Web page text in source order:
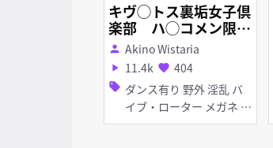
キヴ◯トス裏垢女子倶
楽部 ハ◯コメン限動
画篇
person Akino Wistaria
play_arrow 11.4k favorite 404
sell ダンス有り 野外 淫乱 バ
イブ・ローター メガネ く
ぱぁ